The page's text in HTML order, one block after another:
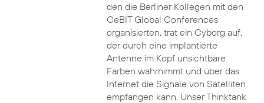
den die Berliner Kollegen mit den
CeBIT Global Conferences
organisierten, trat ein Cyborg auf,
der durch eine implantierte
Antenne im Kopf unsichtbare
Farben wahrnimmt und über das
Internet die Signale von Satelliten
empfangen kann. Unser Thinktank